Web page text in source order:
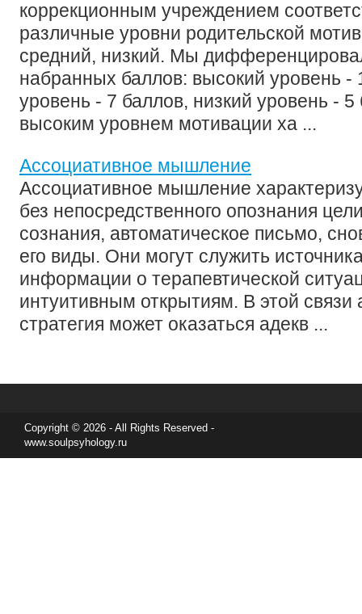
коррекционным учреждением
различные уровни родительской
средний, низкий. Мы
набранных баллов: высокий уровень -
уровень - 7 баллов, низкий уровень -
высоким уровнем мотивации ха ...
Ассоциативное мышление
Ассоциативное мышление
без непосредственного опознания
сознания, автоматическое письмо,
его виды. Они могут служить
информации о терапевтической
интуитивным открытиям. В этой связи
стратегия может оказаться адекв ...
Copyright © 2026 - All Rights Reserved -
www.soulpsyhology.ru